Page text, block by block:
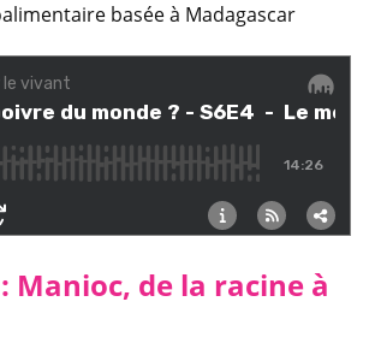
basée à Madagascar
Manioc, de la racine à